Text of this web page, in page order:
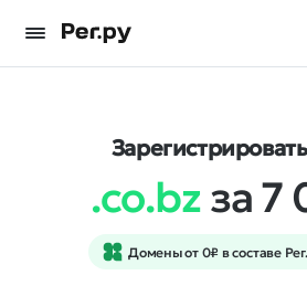
.co.bzза 7
Домены от 0₽ в составе